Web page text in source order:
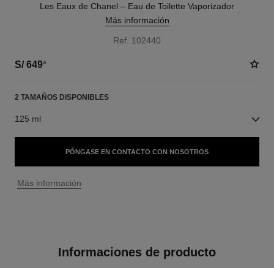
Les Eaux de Chanel – Eau de Toilette Vaporizador
Más información
Ref. 102440
S/ 649*
2 TAMAÑOS DISPONIBLES
125 ml
PÓNGASE EN CONTACTO CON NOSOTROS
↩
Más información
Informaciones de producto